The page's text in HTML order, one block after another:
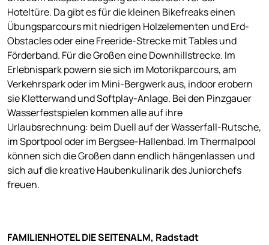
Hoteltüre. Da gibt es für die kleinen Bikefreaks einen
Übungsparcours mit niedrigen Holzelementen und Erd-
Obstacles oder eine Freeride-Strecke mit Tables und
Förderband. Für die Großen eine Downhillstrecke. Im
Erlebnispark powern sie sich im Motorikparcours, am
Verkehrspark oder im Mini-Bergwerk aus, indoor erobern
sie Kletterwand und Softplay-Anlage. Bei den Pinzgauer
Wasserfestspielen kommen alle auf ihre
Urlaubsrechnung: beim Duell auf der Wasserfall-Rutsche,
im Sportpool oder im Bergsee-Hallenbad. Im Thermalpool
können sich die Großen dann endlich hängenlassen und
sich auf die kreative Haubenkulinarik des Juniorchefs
freuen.
FAMILIENHOTEL DIE SEITENALM, Radstadt